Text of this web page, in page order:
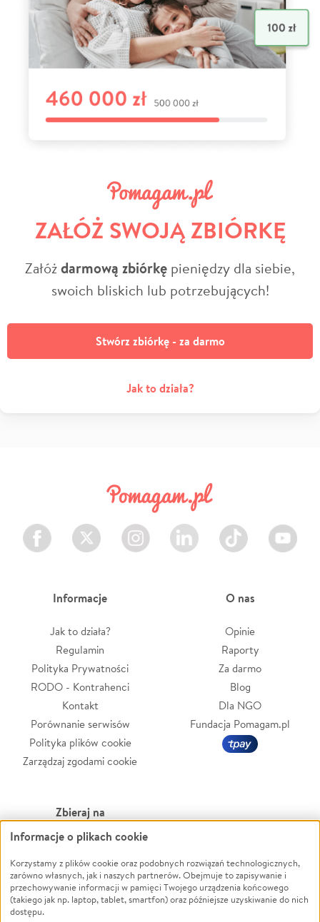
ZAŁÓŻ SWOJĄ ZBIÓRKĘ
Załóżdarmową zbiórkę pieniędzy dla siebie,
swoich bliskich lub potrzebujących!
Stwórz zbiórkę - za darmo
Jak to działa?
Facebook Twitter Instagram LinkedIn TikTok Youtube
Informacje
Jak to działa?
Regulamin
Polityka Prywatności
RODO - Kontrahenci
Kontakt
Porównanie serwisów
Polityka plików cookie
Zarządzaj zgodami cookie
O nas
Opinie
Raporty
Za darmo
Blog
Dla NGO
Fundacja Pomagam.pl
Zbieraj na
Leczenie
Zwierzęta
Pożar
Ukraina
Powódź
Wichura
NGO
Informacje o plikach cookie
Korzystamy z plików cookie oraz podobnych rozwiązań technologicznych,
zarówno własnych, jak i naszych partnerów. Obejmuje to zapisywanie i
przechowywanie informacji w pamięci Twojego urządzenia końcowego
(takiego jak np. laptop, tablet, smartfon) oraz późniejsze uzyskiwanie do nich
dostępu.